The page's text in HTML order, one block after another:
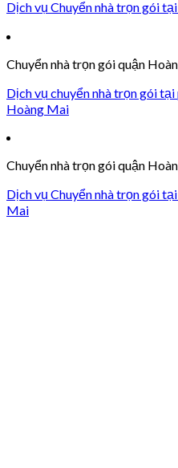
Dịch vụ Chuyển nhà trọn gói
Chuyển nhà trọn gói quận
Dịch vụ chuyển nhà trọn gói
Hoàng Mai
Chuyển nhà trọn gói quận
Dịch vụ Chuyển nhà trọn gói
Mai